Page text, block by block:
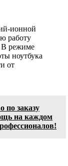
ионной
работу
В режиме
ноутбука
от
по заказу
на каждом